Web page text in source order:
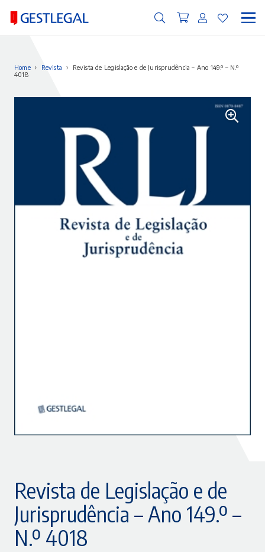
Home › Revista ›
Revista de Legislação e de Jurisprudência – Ano 149.º – N.º
4018
Revista de Legislação e de
Jurisprudência – Ano 149.º –
N.º 4018